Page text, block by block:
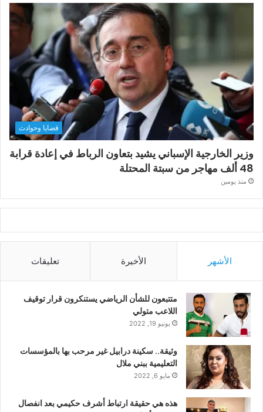
قضايا وحوادث
وزير الخارجية الإسباني يشيد بتعاون الرباط في إعادة قرابة
48 ألف مهاجر من سبتة المحتلة
منذ يومين
الأشهر الأخيرة تعليقات
متتبعون للشأن الرياضي يستنكرون قرار توقيف
اللاعب متولي
يونيو 19, 2022
وثيقة.. سكينة درابيل غير مرحب بها بالمؤسسات
التعليمية ببني ملال
مايو 6, 2022
هذه هي حقيقة ارتباط أشرف حكيمي بعد انفصال